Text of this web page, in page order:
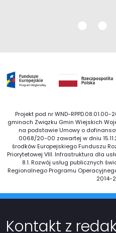
Projekt pod nr WND-
gminach Związku Gmin Wiejskich
na podstawie Umowy o
0068/20-00 zawartej w dniu
środków Europejskiego Funduszu
Priorytetowej VIII. Infrastruktura dla
8.1. Rozwój usług publicznych
Regionalnego Programu
2014-
Kontakt z